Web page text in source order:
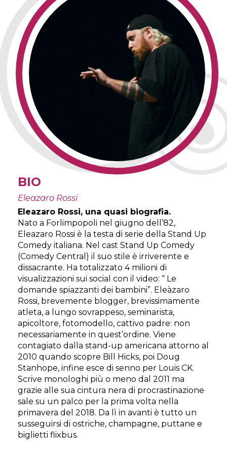
BIO
Eleazaro Rossi
Eleazaro Rossi, una quasi biografia.
Nato a Forlimpopoli nel giugno dell’82,
Eleazaro Rossi è la testa di serie della Stand Up
Comedy italiana. Nel cast Stand Up Comedy
(Comedy Central) il suo stile è irriverente e
dissacrante. Ha totalizzato 4 milioni di
visualizzazioni sui social con il video: “ Le
domande spiazzanti dei bambini”. Eleàzaro
Rossi, brevemente blogger, brevissimamente
atleta, a lungo sovrappeso, seminarista,
apicoltore, fotomodello, cattivo padre: non
necessariamente in quest’ordine. Viene
contagiato dalla stand-up americana attorno al
2010 quando scopre Bill Hicks, poi Doug
Stanhope, infine esce di senno per Louis CK.
Scrive monologhi più o meno dal 2011 ma
grazie alle sua cintura nera di procrastinazione
sale su un palco per la prima volta nella
primavera del 2018. Da lì in avanti è tutto un
susseguirsi di ostriche, champagne, puttane e
biglietti flixbus.